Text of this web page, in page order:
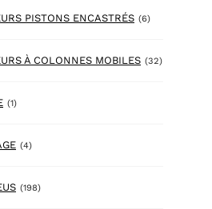
PISTONS ENCASTRÉS (6)6 products
À COLONNES MOBILES (32)32 products
(1)1 product
(4)4 products
(198)198 products